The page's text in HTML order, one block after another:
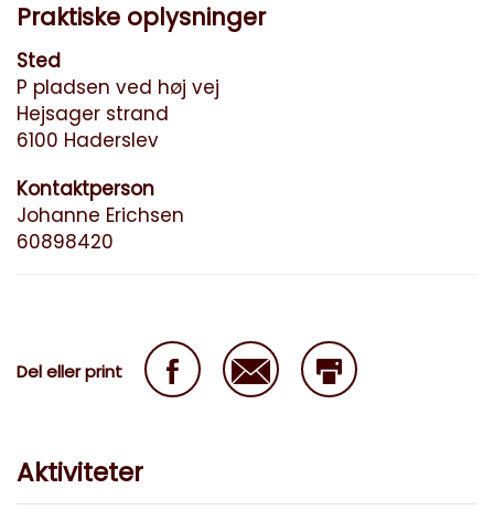
Praktiske oplysninger
Sted
P pladsen ved høj vej
Hejsager strand
6100 Haderslev
Kontaktperson
Johanne Erichsen
60898420
Del eller print
Aktiviteter